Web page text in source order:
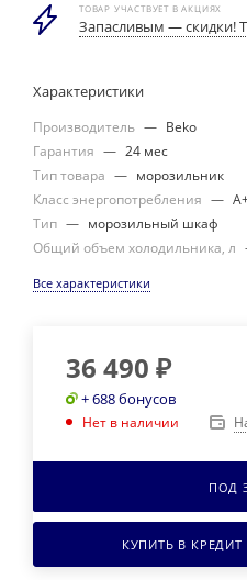
ТОВАР УЧАСТВУЕТ В АКЦИЯХ
Запасливым — скидки!
Характеристики
Производитель — Beko
Гарантия — 24 мес
Тип товара — морозильник
Класс энергопотребления —
Тип — морозильный шкаф
Общий объем холодильника, л
Все характеристики
36 490 ₽
+ 688 бонусов
Нет в наличии
ПОД
КУПИТЬ В КРЕДИТ